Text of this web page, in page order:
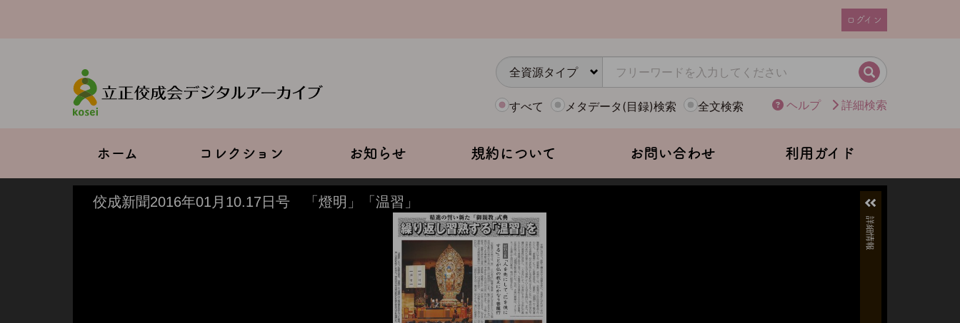
ユ
ー
ー
ア
ウ
ト
ログイン
検索
すべて メタデータ(目録)検索 全文検索 ヘルプ 詳細検索
Main
navigation
ホーム コレクション お知らせ 規約について お問い合わせ 利用ガイド